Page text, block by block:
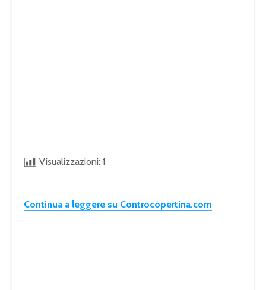
Visualizzazioni: 1
Continua a leggere su Controcopertina.com